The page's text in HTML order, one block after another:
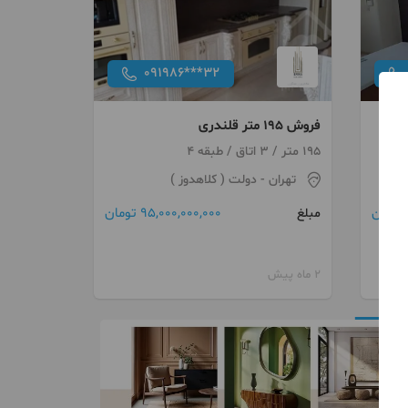
091986***32
فروش 195 متر قلندری
195 متر / 3 اتاق / طبقه 4
تهران - دولت ( کلاهدوز )
مبلغ
95,000,000,000 تومان
2 ماه پیش